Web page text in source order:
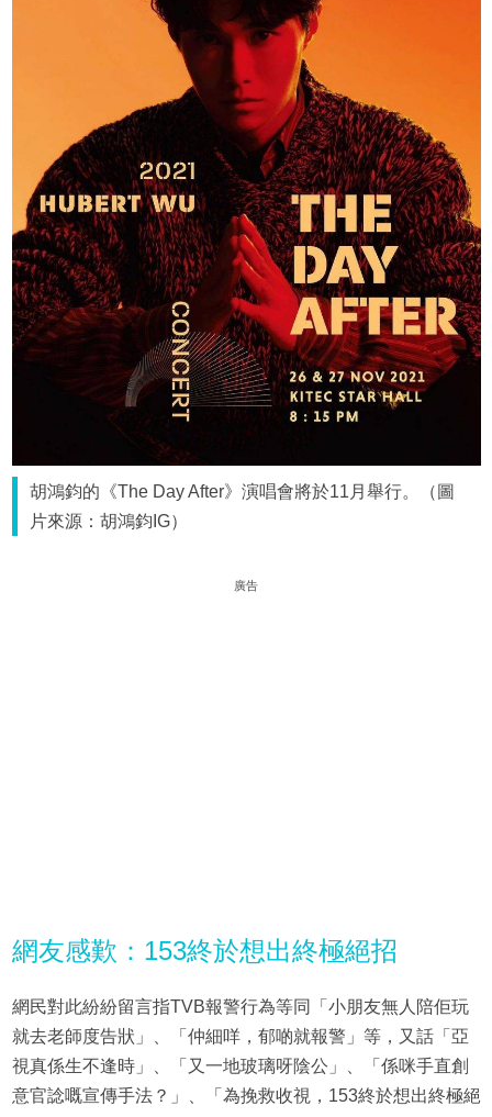
胡鴻鈞的《The Day After》演唱會將於11月舉行。（圖
片來源：胡鴻鈞IG）
廣告
網友感歎：153終於想出終極絕招
網民對此紛紛留言指TVB報警行為等同「小朋友無人陪佢玩
就去老師度告狀」、「仲細咩，郁啲就報警」等，又話「亞
視真係生不逢時」、「又一地玻璃呀陰公」、「係咪手直創
意官諗嘅宣傳手法？」、「為挽救收視，153終於想出終極絕